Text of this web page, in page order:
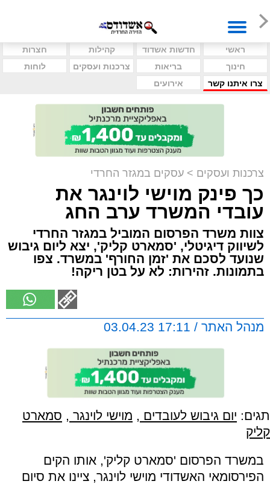
ראשי חדשות אשדוד קהילות
חצרות
חינוך
בריאות צרכנות ועסקים
לוחות
צרו איתנו קשר
אירועים
צרכנות ועסקים > עסקים במגזר החרדי
כך פינק מוישי לוינגר את
עובדי המשרד ערב החג
צוות משרד הפרסום המוביל במגזר החרדי
לשיווק דיגיטלי, 'סמארט קליק', יצא ליום גיבוש
שנועד לסכם את 'זמן החורף' במשרד. צפו
בתמונות. זהירות: לא על בטן ריקה!
מנהל האתר / 17:11 03.04.23
תגים: יום גיבוש לעובדים , מוישי לוינגר , סמארט
קליק
במשרד הפרסום 'סמארט קליק', אותו הקים
הפירסומאי האשדודי מוישי לוינגר, ציינו את סיום